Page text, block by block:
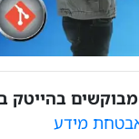
בהייטק
מידע